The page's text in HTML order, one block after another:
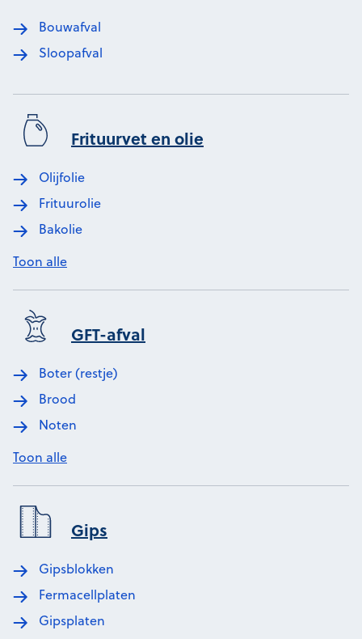
Bouwafval
Sloopafval
Frituurvet en olie
Olijfolie
Frituurolie
Bakolie
Toon alle
GFT-afval
Boter (restje)
Brood
Noten
Toon alle
Gips
Gipsblokken
Fermacellplaten
Gipsplaten